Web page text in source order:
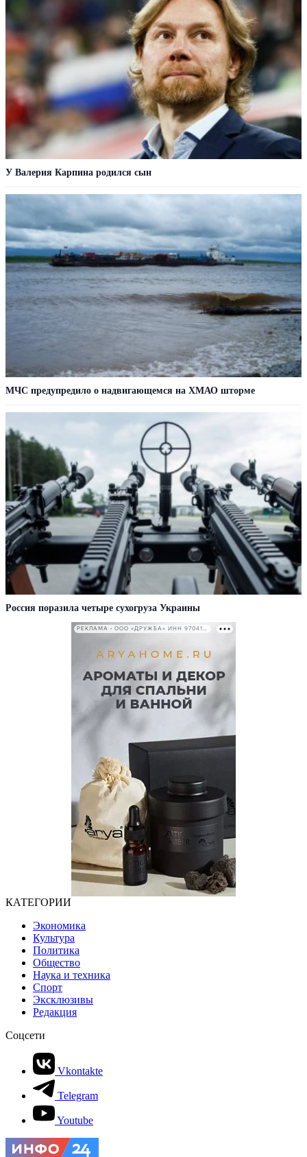
У Валерия Карпина родился сын
МЧС предупредило о надвигающемся на ХМАО шторме
Россия поразила четыре сухогруза Украины
РЕКЛАМА • ООО «ДРУЖБА» ИНН 9704146411
КАТЕГОРИИ
Экономика
Культура
Политика
Общество
Наука и техника
Спорт
Эксклюзивы
Редакция
Соцсети
Vkontakte
Telegram
Youtube